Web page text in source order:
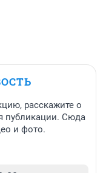
расскажите о
публикации. Сюда
и фото.